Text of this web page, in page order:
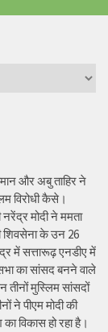
और अबु ताहिर ने
विरोधी कैसे।
मोदी ने ममता
शिवसेना के उन 26
में सत्तारूढ़ एनडीए में
का सांसद बनने वाले
तीनों मुस्लिम सांसदों
ने पीएम मोदी की
विकास हो रहा है।